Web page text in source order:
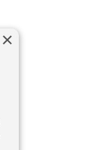
×